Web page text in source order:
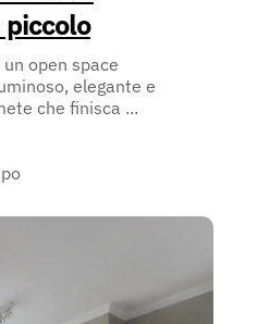
open space
elegante e
che finisca ...